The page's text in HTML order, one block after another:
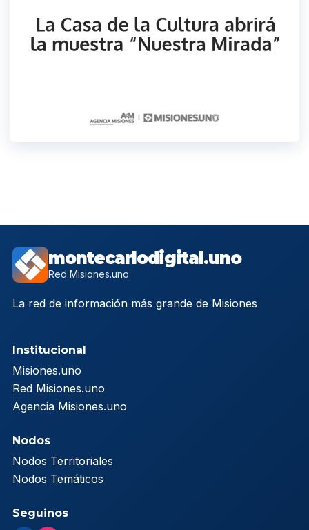
montecarlodigital.uno
Red Misiones.uno
La red de información más grande de Misiones
Institucional
Misiones.uno
Red Misiones.uno
Agencia Misiones.uno
Nodos
Nodos Territoriales
Nodos Temáticos
Seguinos